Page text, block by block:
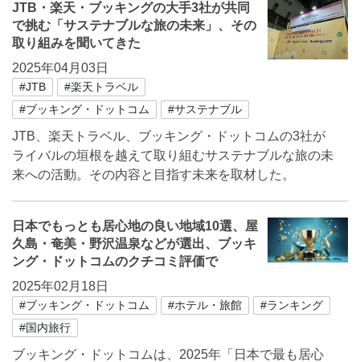
JTB・楽天・ブッキングの大手3社が共同
で挑む「サステナブルな旅の未来」、その
取り組みを聞いてきた
2025年04月03日
#JTB
#楽天トラベル
#ブッキング・ドットコム
#サステナブル
JTB、楽天トラベル、ブッキング・ドットコムの3社が
ライバルの垣根を越えて取り組むサステナブルな旅の未
来への活動。その内容と目指す未来を取材した。
日本でもっとも居心地の良い地域10選、屋
久島・奄美・野沢温泉などが選出、ブッキ
ング・ドットコムのクチコミ評価で
2025年02月18日
#ブッキング・ドットコム #ホテル・旅館
#ランキング
#国内旅行
ブッキング・ドットコムは、2025年「日本で最も居心